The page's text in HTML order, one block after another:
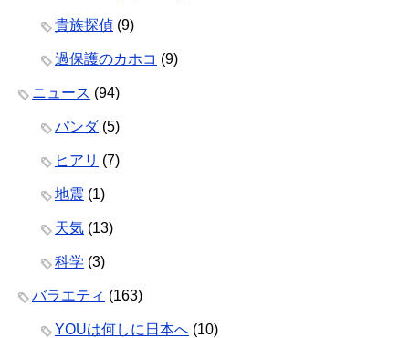
貴族探偵 (9)
過保護のカホコ (9)
ニュース (94)
パンダ(5)
ヒアリ (7)
地震 (1)
天気 (13)
科学 (3)
バラエティ (163)
YOUは何しに日本へ (10)